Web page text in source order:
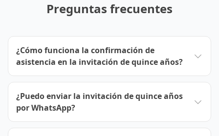
Preguntas frecuentes
¿Cómo funciona la confirmación de
asistencia en la invitación de quince años?
¿Puedo enviar la invitación de quince años
por WhatsApp?